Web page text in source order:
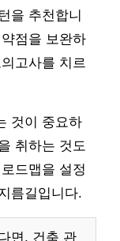
을 추천합니
점을 보완하
고사를 치르
것이 중요하
취하는 것도
드맵을 설정
름길입니다.
면, 건축 관